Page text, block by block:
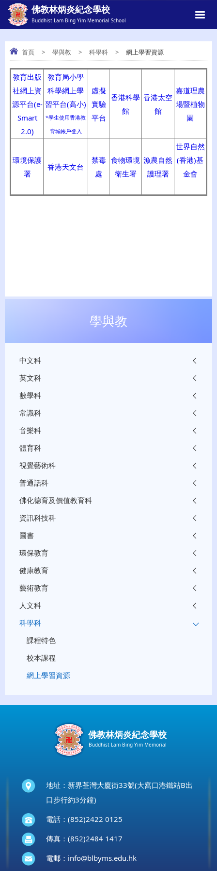
佛教林炳炎紀念學校
Buddhist Lam Bing Yim Memorial School
網上學習資源
首頁 > 學與教 > 科學科 > 網上學習資源
教育出版
社網上資
源平台(e-
Smart
2.0)
教育局小學
科學網上學
習平台(高小)
*學生使用香港教
育城帳戶登入
虛擬
實驗
平台
香港科學
館
香港太空
館
嘉道理農
場暨植物
園
環境保護
署
香港天文台
禁毒
處
食物環境
衛生署
漁農自然
護理署
世界自然
(香港)基
金會
學與教
中文科
英文科
數學科
常識科
音樂科
體育科
視覺藝術科
普通話科
佛化德育及價值教育科
資訊科技科
圖書
環保教育
健康教育
藝術教育
人文科
科學科
課程特色
校本課程
網上學習資源
佛教林炳炎紀念學校
Buddhist Lam Bing Yim Memorial
地址：新界荃灣大廈街33號(大窩口港鐵站B出
口步行約3分鐘)
電話：(852)2422 0125
傳真：(852)2484 1417
電郵： info@blbyms.edu.hk